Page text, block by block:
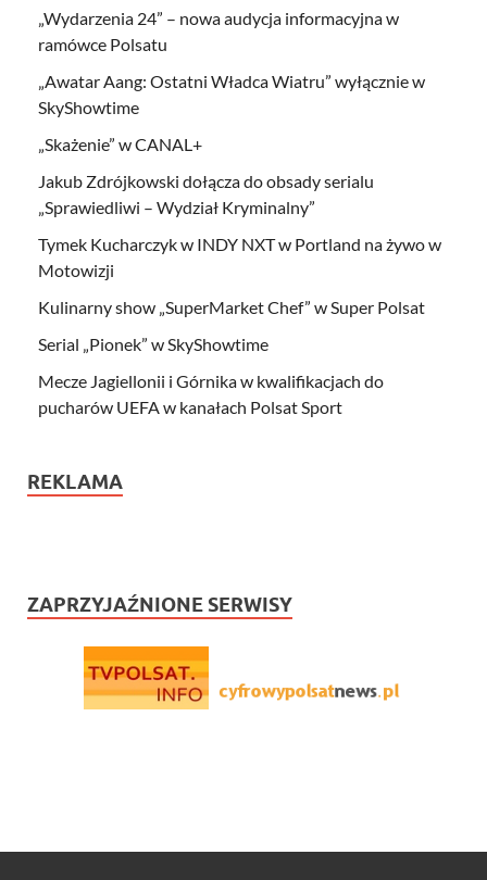
„Wydarzenia 24” – nowa audycja informacyjna w
ramówce Polsatu
„Awatar Aang: Ostatni Władca Wiatru” wyłącznie w
SkyShowtime
„Skażenie” w CANAL+
Jakub Zdrójkowski dołącza do obsady serialu
„Sprawiedliwi – Wydział Kryminalny”
Tymek Kucharczyk w INDY NXT w Portland na żywo w
Motowizji
Kulinarny show „SuperMarket Chef” w Super Polsat
Serial „Pionek” w SkyShowtime
Mecze Jagiellonii i Górnika w kwalifikacjach do
pucharów UEFA w kanałach Polsat Sport
REKLAMA
ZAPRZYJAŹNIONE SERWISY